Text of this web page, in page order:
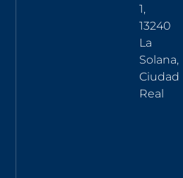
1,
13240
La
Solana,
Ciudad
Real